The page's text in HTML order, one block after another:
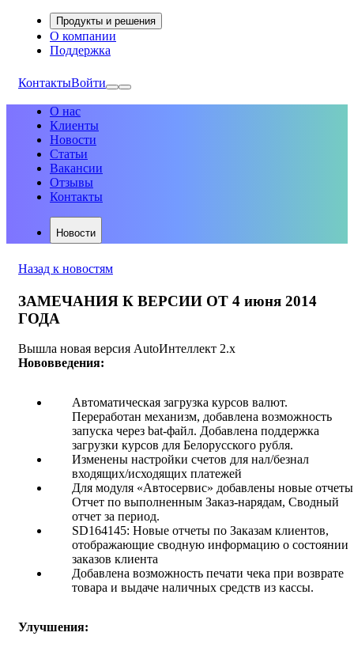
Продукты и решения
О компании
Поддержка
КонтактыВойти
О нас
Клиенты
Новости
Статьи
Вакансии
Отзывы
Контакты
Новости
Назад к новостям
ЗАМЕЧАНИЯ К ВЕРСИИ ОТ 4 июня 2014
ГОДА
Вышла новая версия AutoИнтеллект 2.х
Нововведения:
Автоматическая загрузка курсов валют.
Переработан механизм, добавлена возможность
запуска через bat-файл. Добавлена поддержка
загрузки курсов для Белорусского рубля.
Изменены настройки счетов для нал/безнал
входящих/исходящих платежей
Для модуля «Автосервис» добавлены новые
Отчет по выполненным Заказ-нарядам, Сводный
отчет за период.
SD164145: Новые отчеты по Заказам клиентов,
отображающие сводную информацию о состоянии
заказов клиента
Добавлена возможность печати чека при возврате
товара и выдаче наличных средств из кассы.
Улучшения: